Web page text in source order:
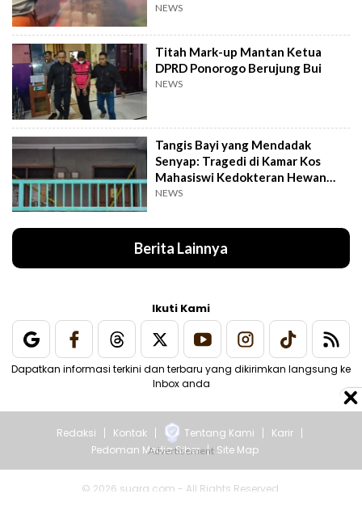
NEWS
Titah Mark-up Mantan Ketua
DPRD Ponorogo Berujung Bui
NEWS
Tangis Bayi yang Mendadak
Senyap: Tragedi di Kamar Kos
Mahasiswi Kedokteran Hewan
Surabaya
NEWS
Berita Lainnya
Ikuti Kami
Dapatkan informasi terkini dan terbaru yang dikirimkan langsung ke
Inbox anda
Redaksi Kontak Tentang Kami
Karir
Pedoman Media Siber
Site Map
© 2026 suara.com - All Rights Reserved.